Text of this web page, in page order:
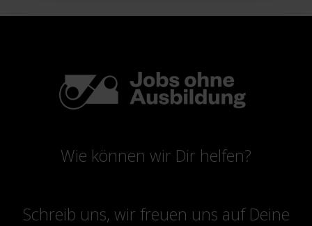
Wie können wir Dir helfen?
Schreib uns, wir freuen uns auf Deine